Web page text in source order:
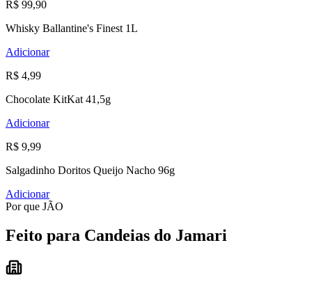
R$ 99,90
Whisky Ballantine's Finest 1L
Adicionar
R$ 4,99
Chocolate KitKat 41,5g
Adicionar
R$ 9,99
Salgadinho Doritos Queijo Nacho 96g
Adicionar
Por que JÃO
Feito para Candeias do Jamari